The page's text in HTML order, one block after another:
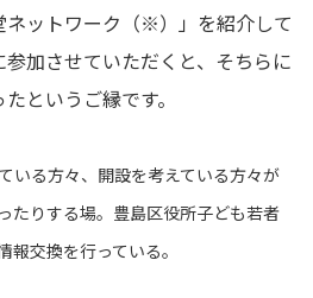
ネットワーク（※）」を紹介して
加させていただくと、そちらに
というご縁です。
いる方々、開設を考えている方々が
たりする場。豊島区役所子ども若者
交換を行っている。